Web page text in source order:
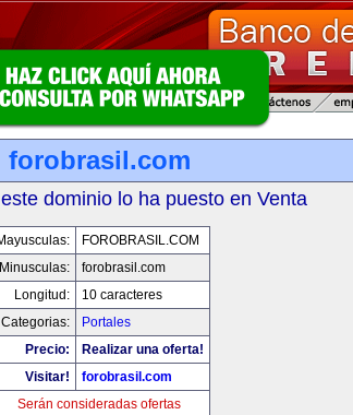
forobrasil.com
dominio lo ha puesto en Venta
FOROBRASIL.COM
Minusculas:
forobrasil.com
Longitud:
10 caracteres
Categorias:
Portales
Precio:
Realizar una oferta!
Visitar!
forobrasil.com
Serán consideradas ofertas